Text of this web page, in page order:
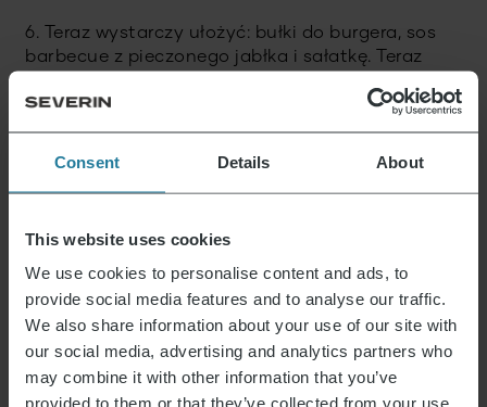
Consent Details About
This website uses cookies
We use cookies to personalise content and ads, to
provide social media features and to analyse our traffic.
We also share information about your use of our site with
our social media, advertising and analytics partners who
may combine it with other information that you’ve
provided to them or that they’ve collected from your use
6. Teraz wystarczy ułożyć: bułki do burgera, sos
barbecue z pieczonego jabłka i sałatkę. Teraz
chutneyem cebulowym. Dodaj drugą połowę
bułki i gotowe do podania.
wyjmij paszteciki z lodówki na 1-2 godziny przed
przygotowaniem.
Na WAGYU Sauerlandznajdziesz wiele innych
wspaniałych ofert poza zestawem burgerów!